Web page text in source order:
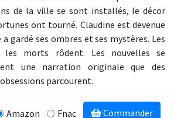
de la ville se sont installés, le décor
ont tourné. Claudine est devenue
gardé ses ombres et ses mystères. Les
les morts rôdent. Les nouvelles se
une narration originale que des
parcourent.
Amazon Fnac Commander